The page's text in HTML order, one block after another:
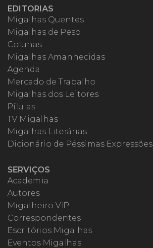
EDITORIAS
Migalhas Quentes
Migalhas de Peso
Colunas
Migalhas Amanhecidas
Agenda
Mercado de Trabalho
Migalhas dos Leitores
Pílulas
TV Migalhas
Migalhas Literárias
Dicionário de Péssimas Expressões
SERVIÇOS
Academia
Autores
Migalheiro VIP
Correspondentes
Escritórios Migalhas
Eventos Migalhas